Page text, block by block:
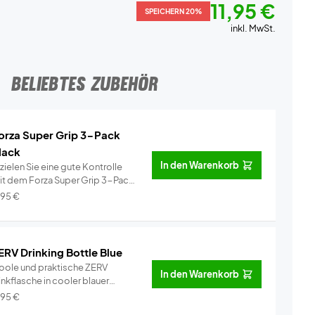
SPEICHERN 20% 11,95 €
inkl. MwSt.
BELIEBTES ZUBEHÖR
Super Grip 3-Pack
Sie eine gute Kontrolle
dem Forza Super Grip 3-Pack
Info
€
In den Warenkorb
Drinking Bottle Blue
und praktische ZERV
in cooler blauer
€
In den Warenkorb